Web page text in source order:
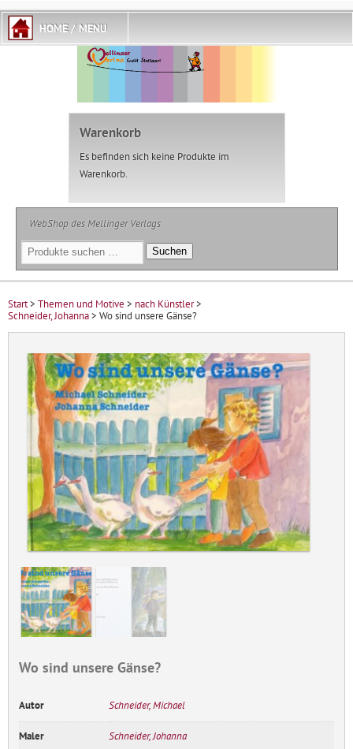
Warenkorb
Es befinden sich keine Produkte im
Warenkorb.
WebShop des Mellinger Verlags
Suchen
nach:
Suchen
Start> Themen und Motive > nach Künstler>
Schneider, Johanna> Wo sind unsere Gänse?
Wo sind unsere Gänse?
Autor Schneider, Michael
Maler Schneider, Johanna